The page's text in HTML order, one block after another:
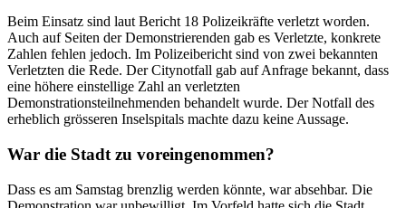
Beim Einsatz sind laut Bericht 18 Polizeikräfte verletzt worden.
Auch auf Seiten der Demonstrierenden gab es Verletzte, konkrete
Zahlen fehlen jedoch. Im Polizeibericht sind von zwei bekannten
Verletzten die Rede. Der Citynotfall gab auf Anfrage bekannt, dass
eine höhere einstellige Zahl an verletzten
Demonstrationsteilnehmenden behandelt wurde. Der Notfall des
erheblich grösseren Inselspitals machte dazu keine Aussage.
War die Stadt zu voreingenommen?
Dass es am Samstag brenzlig werden könnte, war absehbar. Die